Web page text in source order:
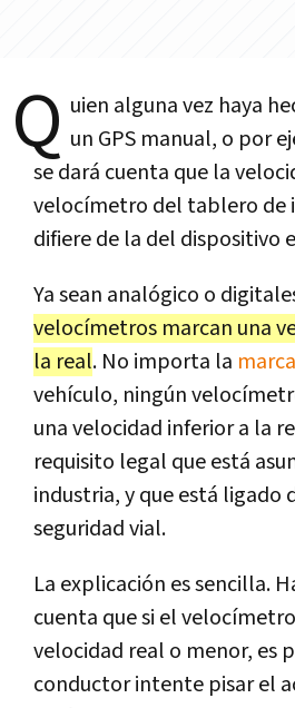
Q uien alguna vez haya
un GPS manual, o por
se dará cuenta que la
velocímetro del tablero de
difiere de la del dispositivo
Ya sean analógico o
velocímetros marcan una
la real. No importa la marca
vehículo, ningún
una velocidad inferior a la
requisito legal que está
industria, y que está ligado
seguridad vial.
La explicación es sencilla.
cuenta que si el
velocidad real o menor, es
conductor intente pisar el